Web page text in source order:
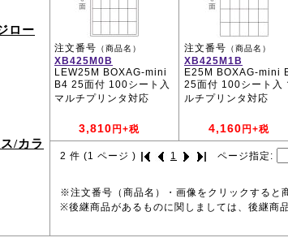
ロー
/カラ
注文番号 （商品名）
XB425M0B
LEW25M BOXAG-mini
B4 25面付 100シート入
マルチプリンタ対応
3,810 円+税
注文番号 （商品名）
XB425M1B
E25M BOXAG-mini
25面付 100シート入
ルチプリンタ対応
4,160 円+税
2 件 (1 ページ ) 1 ページ指定:
※注文番号（商品名）・画像をクリックすると
※後継商品があるものに関しましては、後継商